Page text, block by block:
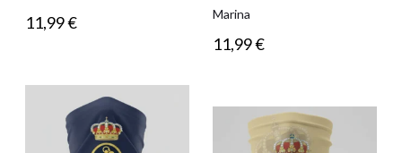
11,99€
Marina
11,99€